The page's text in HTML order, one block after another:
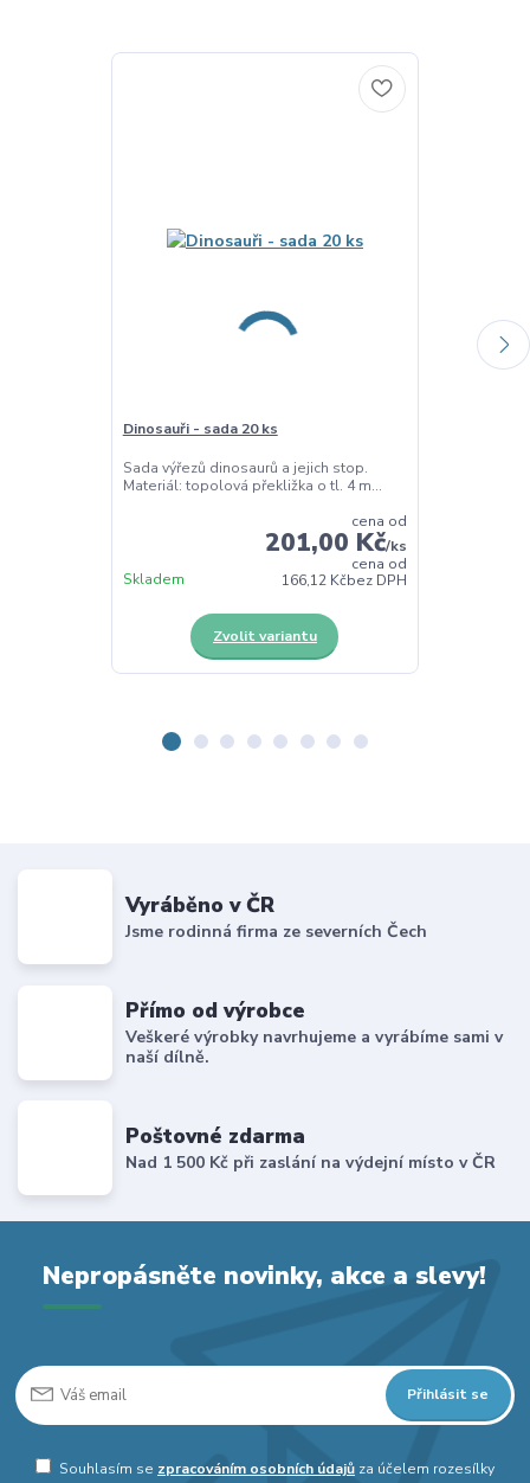
Dinosauři - sada 20 ks
Sada výřezů dinosaurů a jejich stop.
Materiál: topolová překližka o tl. 4 m...
cena od
201,00 Kč/ks
cena od
166,12 Kčbez DPH
Skladem
Zvolit variantu
Vyráběno v ČR
Jsme rodinná firma ze severních Čech
Přímo od výrobce
Veškeré výrobky navrhujeme a vyrábíme sami v
naší dílně.
Poštovné zdarma
Nad 1 500 Kč při zaslání na výdejní místo v ČR
Nepropásněte novinky, akce a slevy!
Přihlásit se
Souhlasím se zpracováním osobních údajůza účelem rozesílky